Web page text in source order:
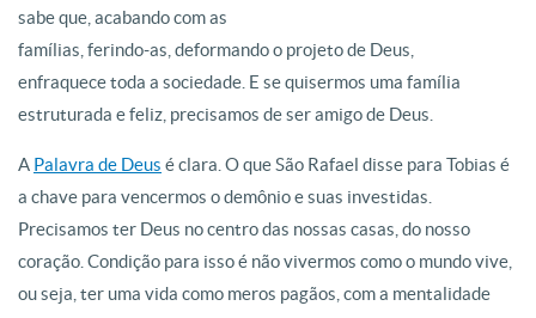
sabe que, acabando com as
famílias, ferindo-as, deformando o projeto de Deus,
enfraquece toda a sociedade. E se quisermos uma família
estruturada e feliz, precisamos de ser amigo de Deus.
A Palavra de Deus é clara. O que São Rafael disse para Tobias é
a chave para vencermos o demônio e suas investidas.
Precisamos ter Deus no centro das nossas casas, do nosso
coração. Condição para isso é não vivermos como o mundo vive,
ou seja, ter uma vida como meros pagãos, com a mentalidade